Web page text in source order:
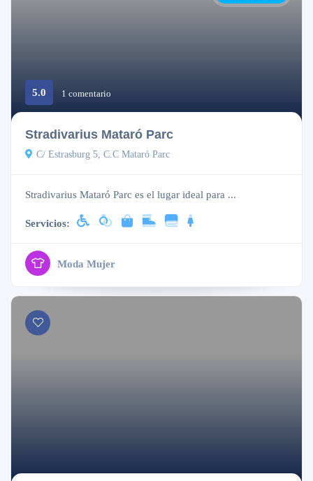
5.0 1 comentario
Stradivarius Mataró Parc
C/ Estrasburg 5, C.C Mataró Parc
Stradivarius Mataró Parc es el lugar ideal para ...
Servicios:
Moda Mujer